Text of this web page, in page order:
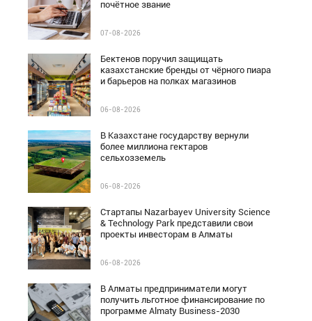
почётное звание
07-08-2026
Бектенов поручил защищать
казахстанские бренды от чёрного пиара
и барьеров на полках магазинов
06-08-2026
В Казахстане государству вернули
более миллиона гектаров
сельхозземель
06-08-2026
Стартапы Nazarbayev University Science
& Technology Park представили свои
проекты инвесторам в Алматы
06-08-2026
В Алматы предприниматели могут
получить льготное финансирование по
программе Almaty Business-2030